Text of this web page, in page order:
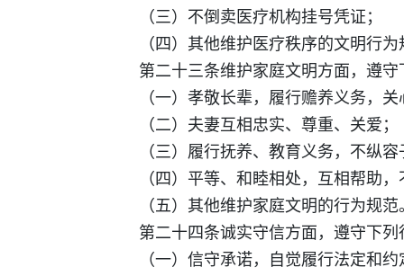
（三）不倒卖医疗机构挂号凭证；
（四）其他维护医疗秩序的文明行为
第二十三条维护家庭文明方面，遵守
（一）孝敬长辈，履行赡养义务，关
（二）夫妻互相忠实、尊重、关爱；
（三）履行抚养、教育义务，不纵容
（四）平等、和睦相处，互相帮助，
（五）其他维护家庭文明的行为规范
第二十四条诚实守信方面，遵守下列
（一）信守承诺，自觉履行法定和约